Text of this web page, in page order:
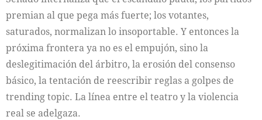
premian al que pega más fuerte; los votantes,
saturados, normalizan lo insoportable. Y entonces la
próxima frontera ya no es el empujón, sino la
deslegitimación del árbitro, la erosión del consenso
básico, la tentación de reescribir reglas a golpes de
trending topic. La línea entre el teatro y la violencia
real se adelgaza.